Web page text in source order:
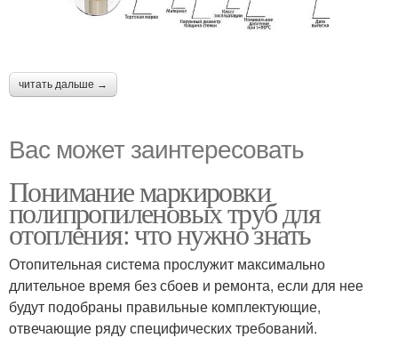
читать дальше →
Вас может заинтересовать
Понимание маркировки
полипропиленовых труб для
отопления: что нужно знать
Отопительная система прослужит максимально
длительное время без сбоев и ремонта, если для нее
будут подобраны правильные комплектующие,
отвечающие ряду специфических требований.